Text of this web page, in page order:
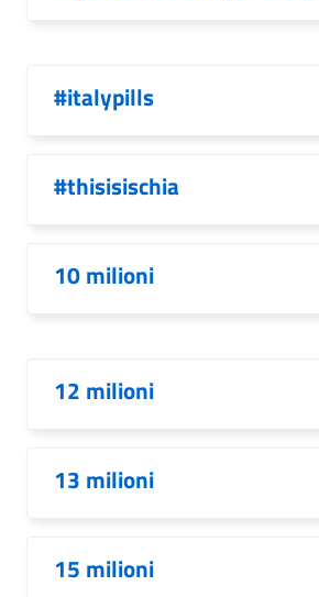
#italypills
#thisisischia
10 milioni
12 milioni
13 milioni
15 milioni